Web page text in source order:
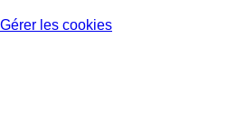
Gérer les cookies